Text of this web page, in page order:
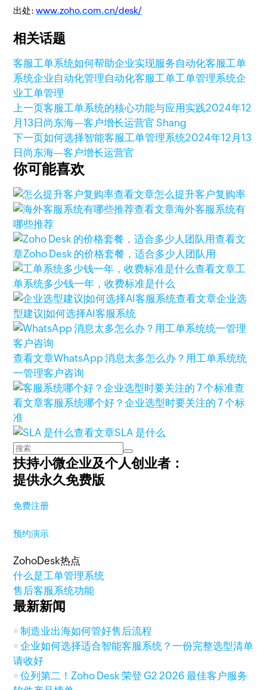
出处:www.zoho.com.cn/desk/
相关话题
客服工单系统如何帮助企业实现服务自动化客服工单
系统企业自动化管理自动化客服工单工单管理系统企
业工单管理
上一页客服工单系统的核心功能与应用实践2024年12
月13日 尚东海—客户增长运营官 Shang
下一页如何选择智能客服工单管理系统2024年12月13
日 尚东海—客户增长运营官
你可能喜欢
查看文章怎么提升客户复购率
查看文章海外客服系统有
哪些推荐
查看文
章Zoho Desk 的价格套餐，适合多少人团队用
查看文章工
单系统多少钱一年，收费标准是什么
查看文章企业选
型建议|如何选择AI客服系统
查看文章WhatsApp 消息太多怎么办？用工单系统统
一管理客户咨询
查
看文章客服系统哪个好？企业选型时要关注的 7 个标
准
查看文章SLA 是什么
扶持小微企业及个人创业者：
提供永久免费版
免费注册
预约演示
ZohoDesk热点
什么是工单管理系统
售后客服系统功能
最新新闻
制造业出海如何管好售后流程
企业如何选择适合智能客服系统？一份完整选型清单
请收好
位列第二！Zoho Desk 荣登 G2 2026 最佳客户服务